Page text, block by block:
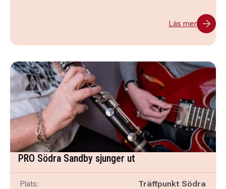
Läs mer
PRO Södra Sandby sjunger ut
Plats:
Träffpunkt Södra